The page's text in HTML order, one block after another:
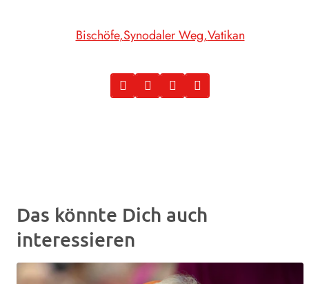
Bischöfe Synodaler Weg Vatikan
Das könnte Dich auch
interessieren